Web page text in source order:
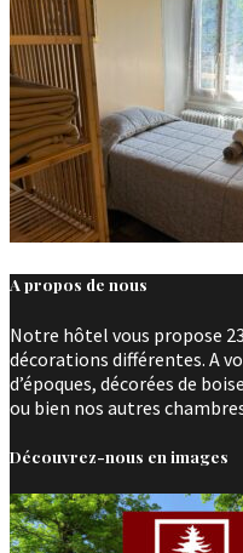
A propos de nous
Notre hôtel vous propose
décorations différentes. A
d’époques, décorées de
ou bien nos autres
Découvrez-nous en images